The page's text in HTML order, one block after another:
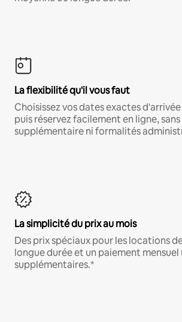
La flexibilité qu'il vous faut
Choisissez vos dates exactes
puis réservez facilement en ligne,
supplémentaire ni formalités
La simplicité du prix au mois
Des prix spéciaux pour les locations
longue durée et un paiement mensuel
supplémentaires.*